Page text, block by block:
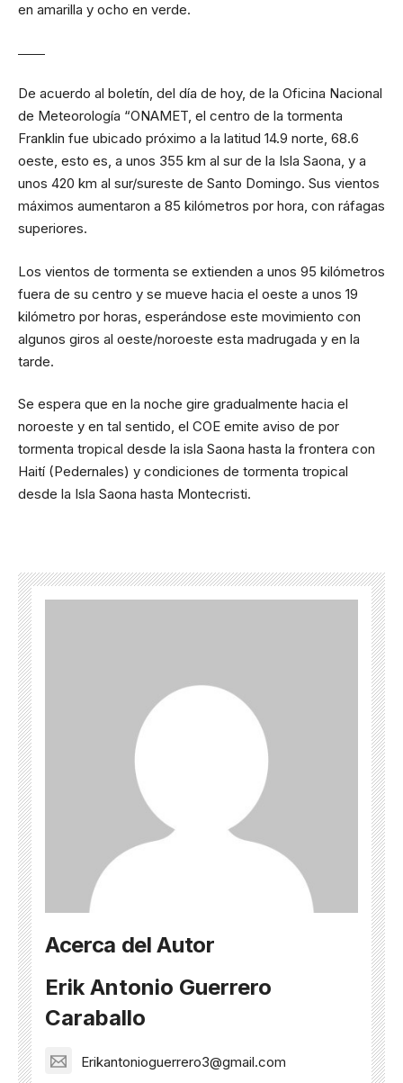
en amarilla y ocho en verde.
De acuerdo al boletín, del día de hoy, de la Oficina Nacional
de Meteorología “ONAMET, el centro de la tormenta
Franklin fue ubicado próximo a la latitud 14.9 norte, 68.6
oeste, esto es, a unos 355 km al sur de la Isla Saona, y a
unos 420 km al sur/sureste de Santo Domingo. Sus vientos
máximos aumentaron a 85 kilómetros por hora, con ráfagas
superiores.
Los vientos de tormenta se extienden a unos 95 kilómetros
fuera de su centro y se mueve hacia el oeste a unos 19
kilómetro por horas, esperándose este movimiento con
algunos giros al oeste/noroeste esta madrugada y en la
tarde.
Se espera que en la noche gire gradualmente hacia el
noroeste y en tal sentido, el COE emite aviso de por
tormenta tropical desde la isla Saona hasta la frontera con
Haití (Pedernales) y condiciones de tormenta tropical
desde la Isla Saona hasta Montecristi.
Acerca del Autor
Erik Antonio Guerrero
Caraballo
Erikantonioguerrero3@gmail.com